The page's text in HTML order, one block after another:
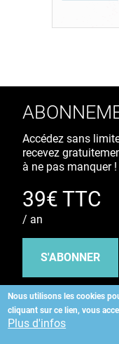
Nous utilisons les cookies
cliquant sur ce lien, vous
Plus d'infos
Accédez sans
recevez
à ne pas manquer !
39€ TTC
/ an
S'ABONNER